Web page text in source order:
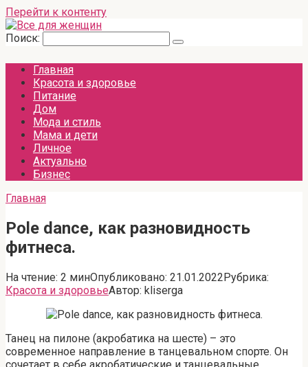
Перейти к контенту
Поиск:
Главная
Красота и здоровье
Питание
Дом
Мода и стиль
Мама и дети
Личное
Актуально
Бизнес
Главная
Pole dance, как разновидность
фитнеса.
На чтение: 2 минОпубликовано: 21.01.2022Рубрика:
Красота и здоровьеАвтор: kliserga
Танец на пилоне (акробатика на шесте) – это
современное направление в танцевальном спорте. Он